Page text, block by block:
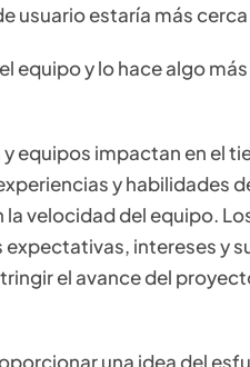
usuario estaría más cerca
equipo y lo hace algo
equipos impactan en el
y habilidades
velocidad del equipo.
intereses y
el avance del
una idea del